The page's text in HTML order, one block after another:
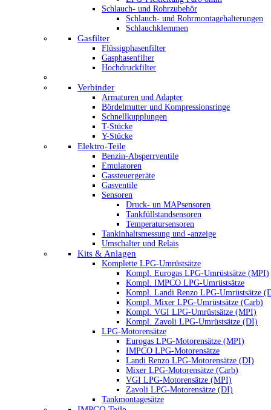
Schlauch- und Rohrzubehör
Schlauch- und Rohrmontagehalterungen
Schlauchklemmen
Gasfilter
Flüssigphasenfilter
Gasphasenfilter
Hochdruckfilter
Verbinder
Armaturen und Adapter
Bördelmutter und Kompressionsringe
Schnellkupplungen
T-Stücke
Y-Stücke
Elektro-Teile
Benzin-Absperrventile
Emulatoren
Gassteuergeräte
Gasventile
Sensoren
Druck- un MAPsensoren
Tankfüllstandsensoren
Temperatursensoren
Tankinhaltsmessung und -anzeige
Umschalter und Relais
Kits & Anlagen
Komplette LPG-Umrüstsätze
Kompl. Eurogas LPG-Umrüstsätze (MPI)
Kompl. IMPCO LPG-Umrüstsätze
Kompl. Landi Renzo LPG-Umrüstsätze
Kompl. Mixer LPG-Umrüstsätze (Carb)
Kompl. VGI LPG-Umrüstsätze (MPI)
Kompl. Zavoli LPG-Umrüstsätze (DI)
LPG-Motorensätze
Eurogas LPG-Motorensätze (MPI)
IMPCO LPG-Motorensätze
Landi Renzo LPG-Motorensätze (DI)
Mixer LPG-Motorensätze (Carb)
VGI LPG-Motorensätze (MPI)
Zavoli LPG-Motorensätze (DI)
Tankmontagesätze